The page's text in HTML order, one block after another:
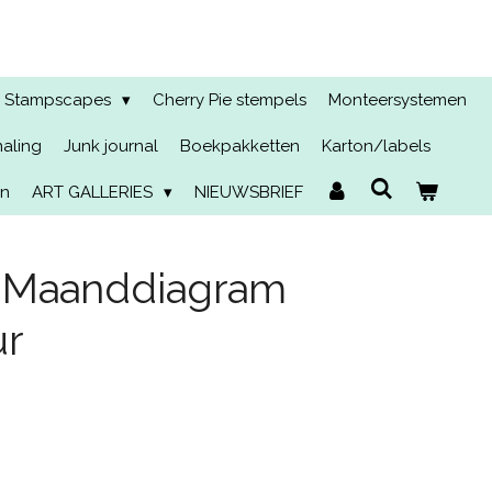
Stampscapes Cherry Pie stempels Monteersystemen
Junk journal Boekpakketten Karton/labels
ART GALLERIES NIEUWSBRIEF